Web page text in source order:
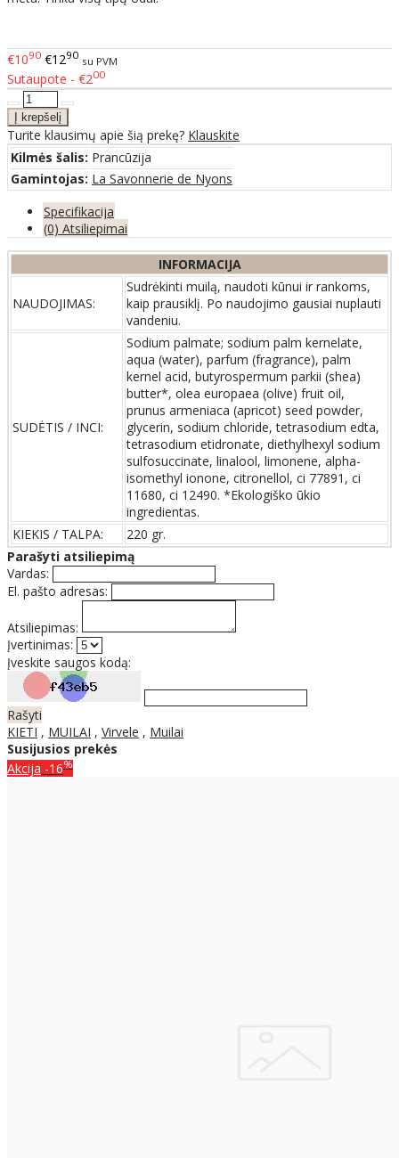
€1090 €1290 su PVM
Sutaupote - €200
Turite klausimų apie šią prekę? Klauskite
Kilmės šalis: Prancūzija
Gamintojas: La Savonnerie de Nyons
Specifikacija
(0) Atsiliepimai
INFORMACIJA
NAUDOJIMAS:
Sudrėkinti muilą, naudoti kūnui ir rankoms,
kaip prausiklį. Po naudojimo gausiai nuplauti
vandeniu.
SUDĖTIS / INCI:
Sodium palmate; sodium palm kernelate,
aqua (water), parfum (fragrance), palm
kernel acid, butyrospermum parkii (shea)
butter*, olea europaea (olive) fruit oil,
prunus armeniaca (apricot) seed powder,
glycerin, sodium chloride, tetrasodium edta,
tetrasodium etidronate, diethylhexyl sodium
sulfosuccinate, linalool, limonene, alpha-
isomethyl ionone, citronellol, ci 77891, ci
11680, ci 12490. *Ekologiško ūkio
ingredientas.
KIEKIS / TALPA:
220 gr.
Parašyti atsiliepimą
Vardas:
El. pašto adresas:
Atsiliepimas:
Įvertinimas:
Įveskite saugos kodą:
Rašyti
KIETI , MUILAI , Virvele , Muilai
Susijusios prekės
Akcija -16%